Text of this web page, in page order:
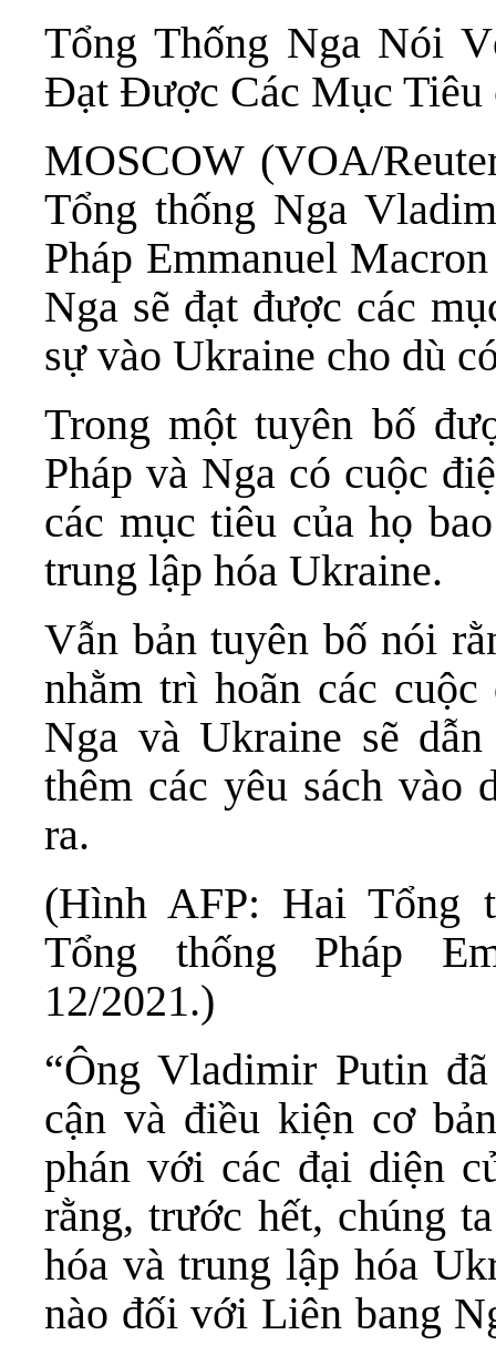
Tổng Thống Nga Nói
Đạt Được Các Mục Tiêu
MOSCOW (VOA/
Tổng thống Nga
Pháp Emmanuel
Nga sẽ đạt được các
sự vào Ukraine cho dù
Trong một tuyên bố
Pháp và Nga có cuộc
các mục tiêu của họ
trung lập hóa Ukraine.
Vẫn bản tuyên bố nói
nhằm trì hoãn các
Nga và Ukraine sẽ
thêm các yêu sách vào
ra.
(Hình AFP: Hai Tổng
Tổng thống Pháp
12/2021.)
“Ông Vladimir Putin
cận và điều kiện cơ
phán với các đại diện
rằng, trước hết, chúng
hóa và trung lập hóa
nào đối với Liên bang